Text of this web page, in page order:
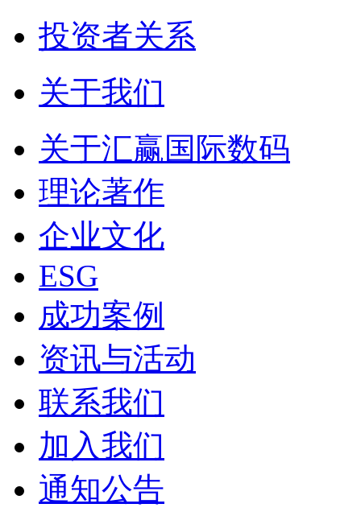
投资者关系
关于我们
关于汇赢国际数码
理论著作
企业文化
ESG
成功案例
资讯与活动
联系我们
加入我们
通知公告